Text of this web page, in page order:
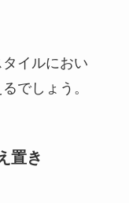
イルにおい
でしょう。
置き